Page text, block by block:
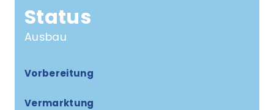
Status
Ausbau
Vorbereitung
Vermarktung